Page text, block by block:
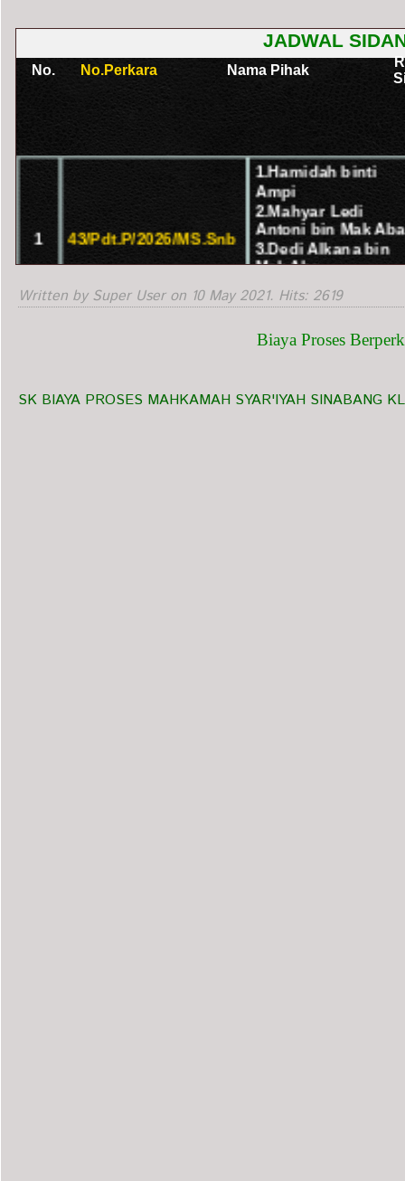
Written by Super User on 10 May 2021. Hits: 2619
Biaya Proses
SK BIAYA PROSES MAHKAMAH SYAR'IYAH SINABANG